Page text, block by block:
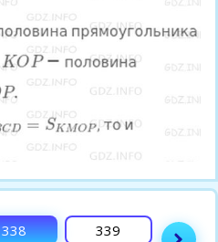
338 339